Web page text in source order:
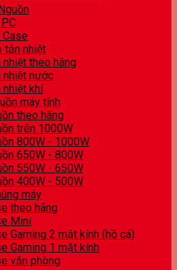
Case
tản nhiệt
nhiệt theo hãng
nhiệt nước
nhiệt khí
máy tính
theo hãng
trên 1000W
800W - 1000W
650W - 800W
550W - 650W
400W - 500W
máy
theo hãng
Mini
Gaming 2 mặt kính (hồ cá)
Gaming 1 mặt kính
văn phòng